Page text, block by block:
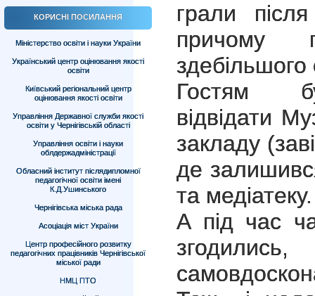
КОРИСНІ ПОСИЛАННЯ
Міністерство освіти і науки України
Український центр оцінювання якості
освіти
Київський регіональний центр
оцінювання якості освіти
Управління Державної служби якості
освіти у Чернігівській області
Управління освіти і науки
облдержадміністрації
Обласний інститут післядипломної
педагогічної освіти імені
К.Д.Ушинського
Чернігівська міська рада
Асоціація міст України
Центр професійного розвитку
педагогічних працівників Чернігівської
міської ради
НМЦ ПТО
грали
причому
здебільшого
Гостям
відвідати
закладу
де
та медіатеку.
А під час